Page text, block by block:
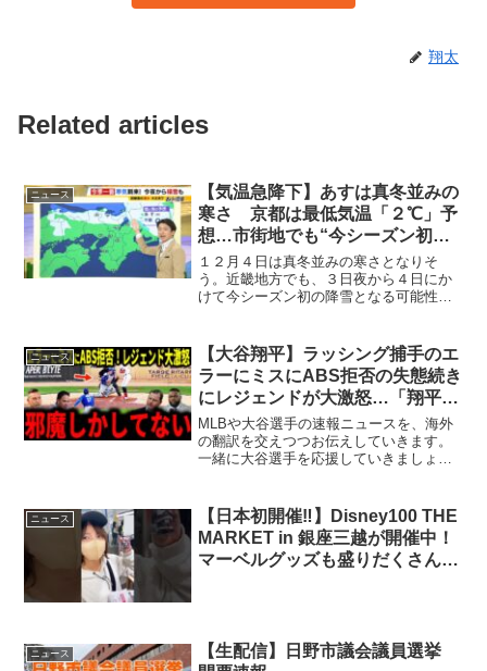
翔太
Related articles
ニュース
【気温急降下】あすは真冬並みの
寒さ 京都は最低気温「２℃」予
想…市街地でも“今シーズン初の
雪”の可能性【前田気象予報士が
解説】（2025年12月3日）
１２月４日は真冬並みの寒さとなりそ
う。近畿地方でも、３日夜から４日にか
けて今シーズン初の降雪となる可能性が
ニュース
【大谷翔平】ラッシング捕手のエ
ラーにミスにABS拒否の失態続き
にレジェンドが大激怒…「翔平の
足を引っ張るな」
MLBや大谷選手の速報ニュースを、海外
の翻訳を交えつつお伝えしていきます。
一緒に大谷選手を応援していきましょ
ニュース
【日本初開催‼︎】Disney100 THE
MARKET in 銀座三越が開催中！
マーベルグッズも盛りだくさんで
ニュース
【生配信】日野市議会議員選挙